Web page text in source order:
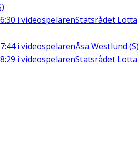
i videospelarenStatsrådet Lotta
i videospelarenÅsa Westlund (S)
i videospelarenStatsrådet Lotta